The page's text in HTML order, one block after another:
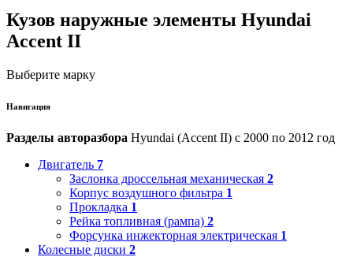
Кузов наружные элементы Hyundai
Accent II
Выберите марку
Навигация
Разделы авторазбора Hyundai (Accent II) с 2000 по 2012 год
Двигатель 7
Заслонка дроссельная механическая 2
Корпус воздушного фильтра 1
Прокладка 1
Рейка топливная (рампа) 2
Форсунка инжекторная электрическая 1
Колесные диски 2